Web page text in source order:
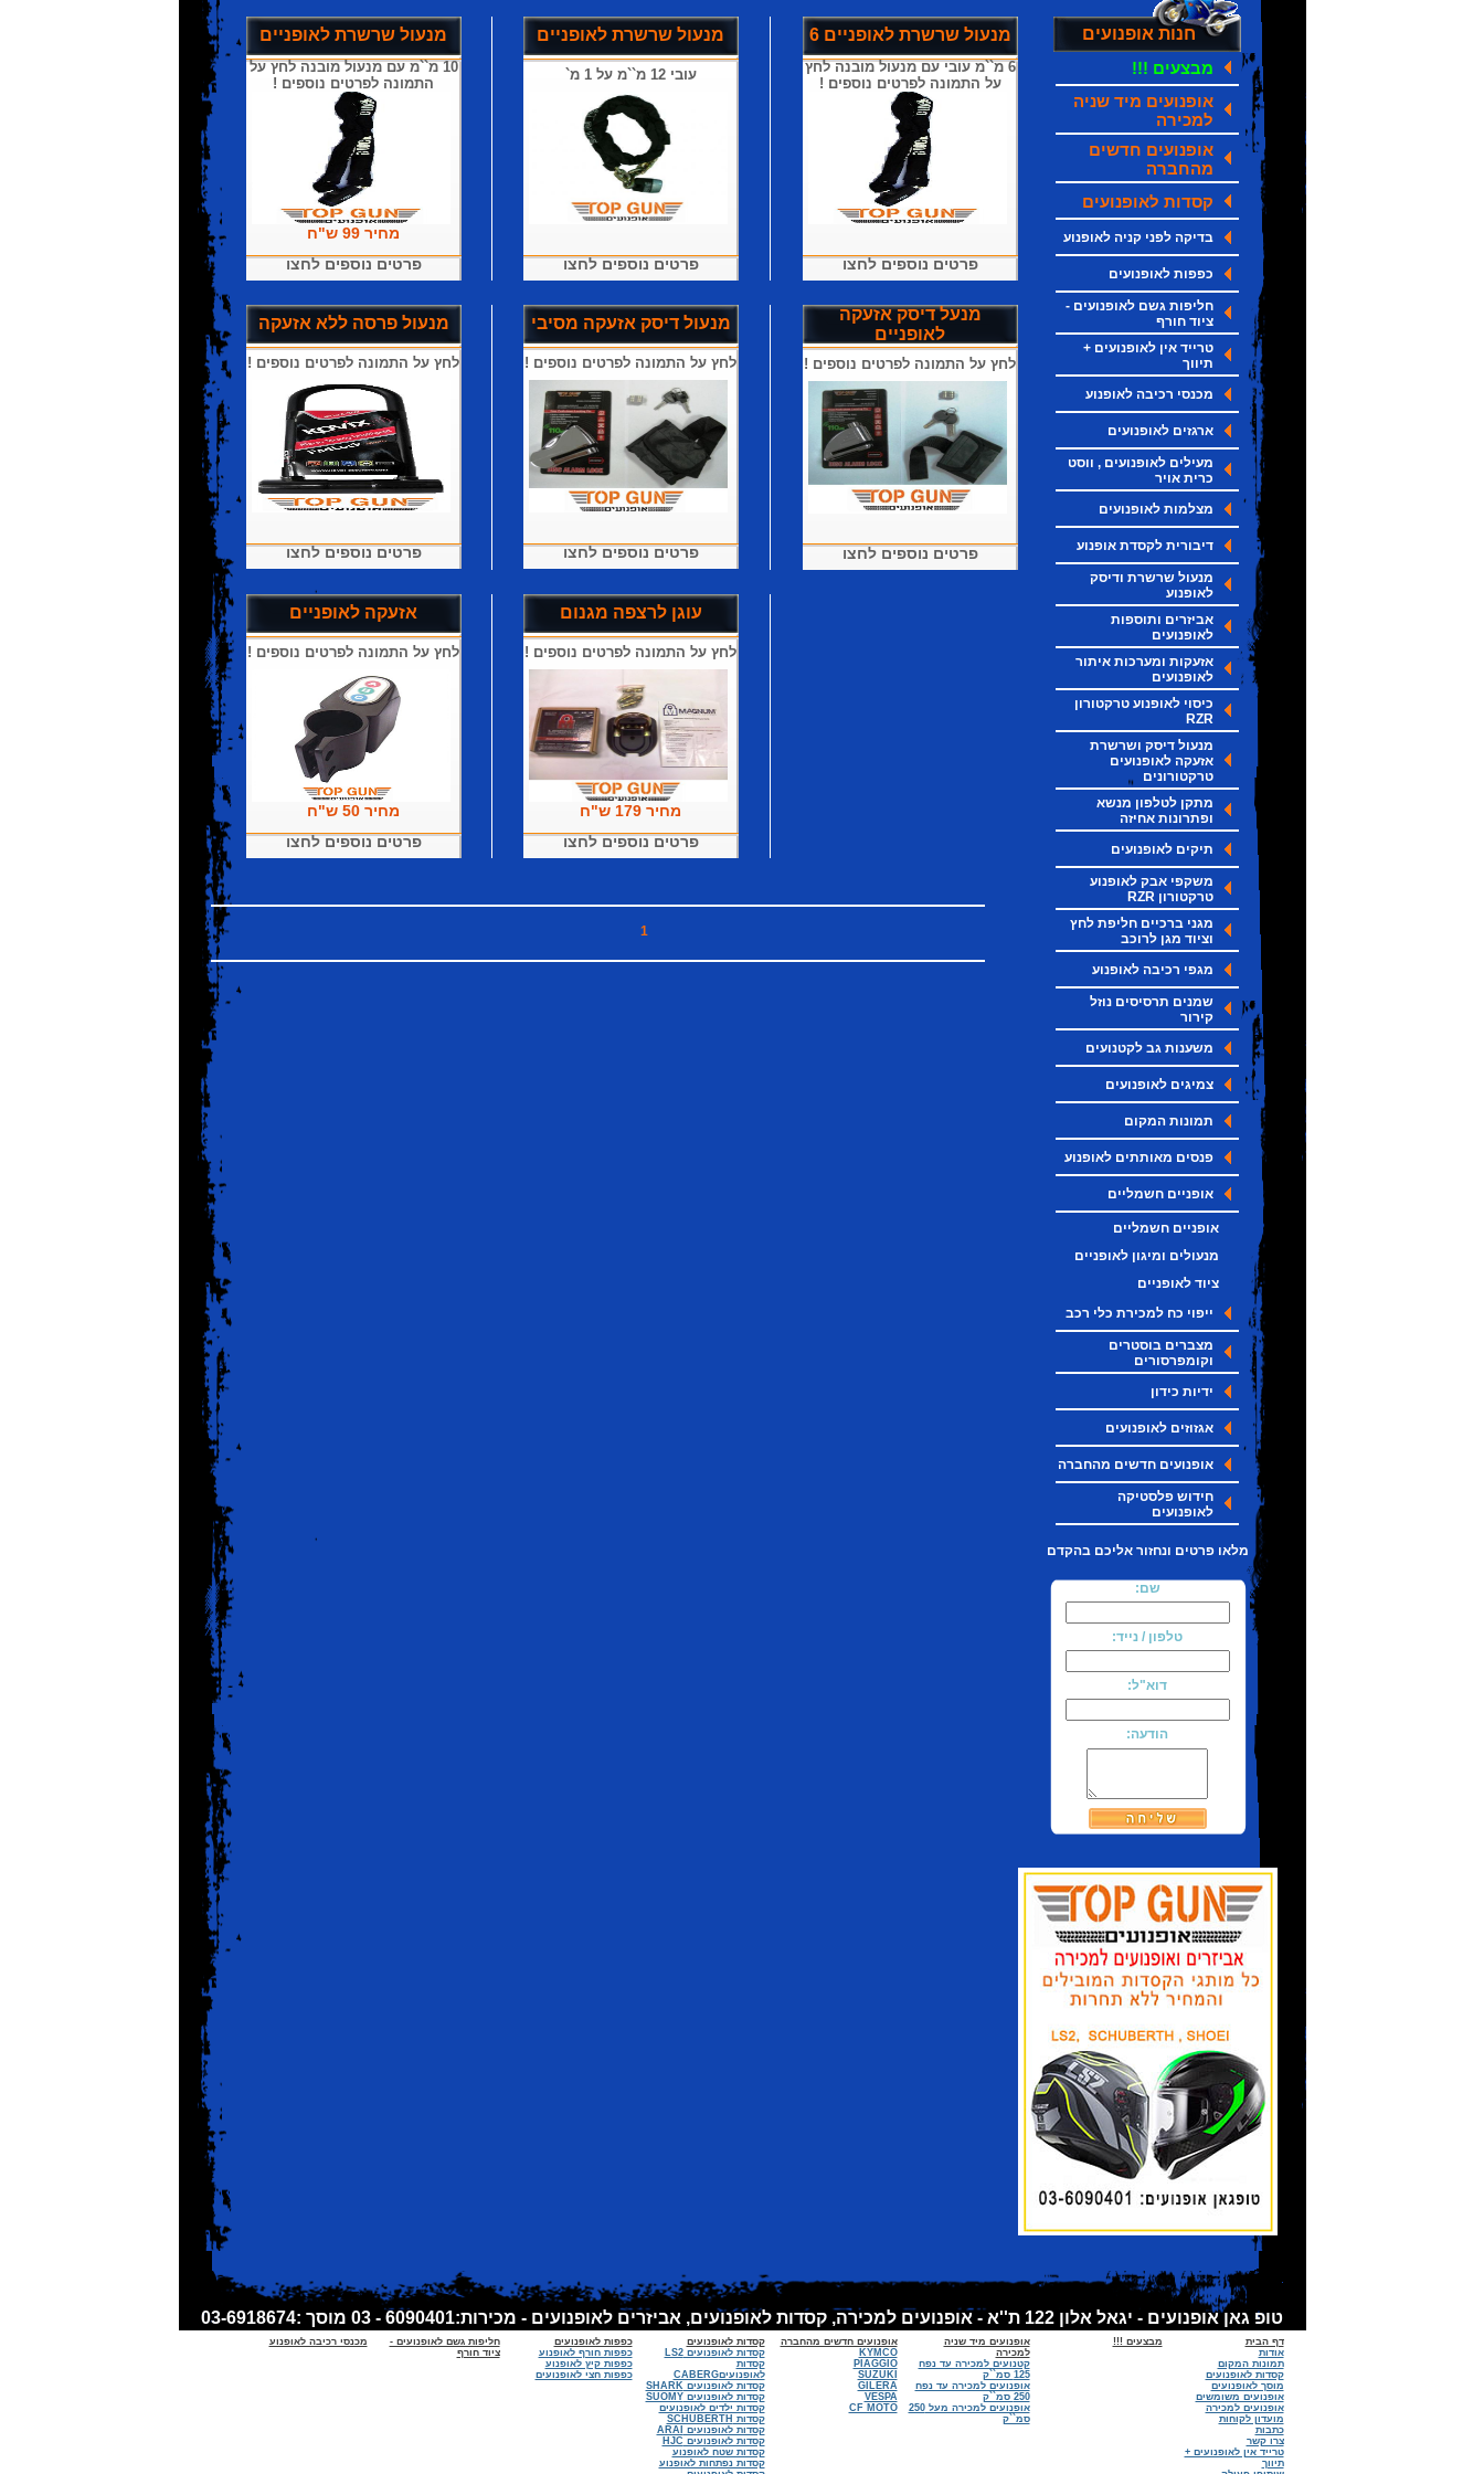
מנעול שרשרת לאופניים
10 מ``מ עם מנעול מובנה לחץ על
התמונה לפרטים נוספים !
פרטים נוספים לחצו
מנעול שרשרת לאופניים
עובי 12 מ``מ על 1 מ`
פרטים נוספים לחצו
מנעול שרשרת לאופניים 6
6 מ``מ עובי עם מנעול מובנה לחץ
על התמונה לפרטים נוספים !
פרטים נוספים לחצו
מנעול פרסה ללא אזעקה
לחץ על התמונה לפרטים נוספים !
פרטים נוספים לחצו
מנעול דיסק אזעקה מסיבי
לחץ על התמונה לפרטים נוספים !
פרטים נוספים לחצו
מנעל דיסק אזעקה
לאופניים
לחץ על התמונה לפרטים נוספים !
פרטים נוספים לחצו
אזעקה לאופניים
לחץ על התמונה לפרטים נוספים !
פרטים נוספים לחצו
עוגן לרצפה מגנום
לחץ על התמונה לפרטים נוספים !
פרטים נוספים לחצו
1
חנות אופנועים
מבצעים !!!
אופנועים מיד שניה
למכירה
אופנועים חדשים
מהחברה
קסדות לאופנועים
בדיקה לפני קניה לאופנוע
כפפות לאופנועים
חליפות גשם לאופנועים -
ציוד חורף
טרייד אין לאופנועים +
תיווך
מכנסי רכיבה לאופנוע
ארגזים לאופנועים
מעילים לאופנועים , ווסט
כרית אויר
מצלמות לאופנועים
דיבורית לקסדת אופנוע
מנעול שרשרת ודיסק
לאופנוע
אביזרים ותוספות
לאופנועים
אזעקות ומערכות איתור
לאופנועים
כיסוי לאופנוע טרקטורון
RZR
מנעול דיסק ושרשרת
אזעקה לאופנועים
טרקטורונים
מתקן לטלפון מנשא
ופתרונות אחיזה
תיקים לאופנועים
משקפי אבק לאופנוע
טרקטורון RZR
מגני ברכיים חליפת לחץ
וציוד מגן לרוכב
מגפי רכיבה לאופנוע
שמנים תרסיסים נוזל
קירור
משענות גב לקטנועים
צמיגים לאופנועים
תמונות המקום
פנסים מאותתים לאופנוע
אופניים חשמליים
אופניים חשמליים
מנעולים ומיגון לאופניים
ציוד לאופניים
ייפוי כח למכירת כלי רכב
מצברים בוסטרים
וקומפרסורים
ידיות כידון
אגזוזים לאופנועים
אופנועים חדשים מהחברה
חידוש פלסטיקה
לאופנועים
מלאו פרטים ונחזור אליכם בהקדם
שם:
טלפון / נייד:
דוא"ל:
הודעה:
טופ גאן אופנועים - יגאל אלון 122 ת''א - אופנועים למכירה, קסדות לאופנועים, אביזרים לאופנועים - מכירות:6090401 - 03 מוסך :03-6918674
דף הבית
אודות
תמונות המקום
קסדות לאופנועים
מוסך לאופנועים
אופנועים משומשים
אופנועים למכירה
מועדון לקוחות
כתבות
צרו קשר
טרייד אין לאופנועים +
תיווך
מבצעים !!!
אופנועים מיד שניה
למכירה
קטנועים למכירה עד נפח
125 סמ``ק
אופנועים למכירה עד נפח
250 סמ``ק
אופנועים למכירה מעל 250
סמ``ק
אופנועים חדשים מהחברה
KYMCO
PIAGGIO
SUZUKI
GILERA
VESPA
CF MOTO
קסדות לאופנועים
קסדות לאופנועים LS2
קסדות
לאופנועיםCABERG
קסדות לאופנועים SHARK
קסדות לאופנועים SUOMY
קסדות ילדים לאופנועים
קסדות SCHUBERTH
קסדות לאופנועים ARAI
קסדות לאופנועים HJC
קסדות שטח לאופנוע
קסדות נפתחות לאופנוע
כפפות לאופנועים
כפפות חורף לאופנוע
כפפות קיץ לאופנוע
כפפות חצי לאופנועים
חליפות גשם לאופנועים -
ציוד חורף
מכנסי רכיבה לאופנוע